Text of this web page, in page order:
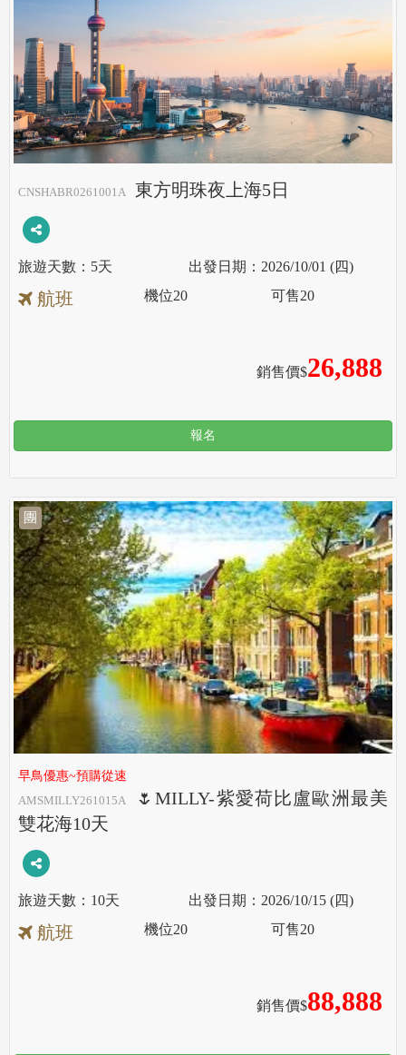
CNSHABR0261001A 東方明珠夜上海5日
5天 2026/10/01 (四)
航班
銷售價$26,888
機位20 可售20
報名
團
早鳥優惠~預購從速
AMSMILLY261015A
🌷MILLY-紫愛荷比盧歐洲最美
雙花海10天
10天 2026/10/15 (四)
航班
銷售價$88,888
機位20 可售20